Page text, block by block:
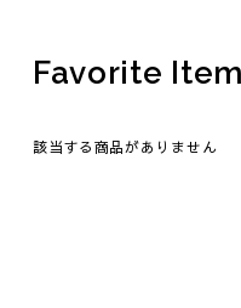
Favorite Item
該当する商品がありません